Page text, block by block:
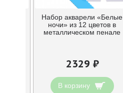
Набор акварели «Белые
ночи» из 12 цветов в
металлическом пенале
2329 ₽
В корзину